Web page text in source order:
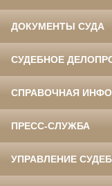
ДОКУМЕНТЫ СУДА
СУДЕБНОЕ
СПРАВОЧНАЯ
ПРЕСС-СЛУЖБА
УПРАВЛЕНИЕ